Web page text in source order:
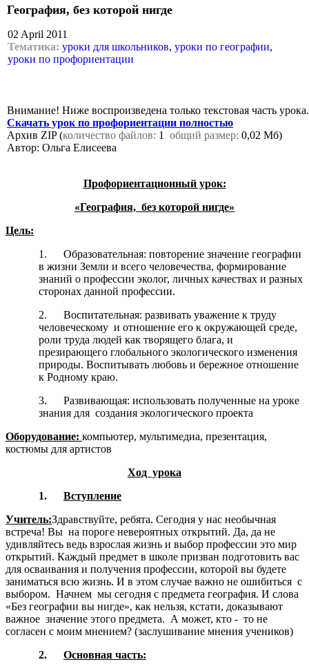
География, без которой нигде
02 April 2011
Тематика: уроки для школьников, уроки по географии,
уроки по профориентации
Внимание! Ниже воспроизведена только текстовая часть урока.
Скачать урок по профориентации полностью
Архив ZIP (количество файлов: 1 общий размер: 0,02 Мб)
Автор: Ольга Елисеева
Профориентационный урок:
«География, без которой нигде»
Цель:
1. Образовательная: повторение значение географии
в жизни Земли и всего человечества, формирование
знаний о профессии эколог, личных качествах и разных
сторонах данной профессии.
2. Воспитательная: развивать уважение к труду
человеческому и отношение его к окружающей среде,
роли труда людей как творящего блага, и
презирающего глобального экологического изменения
природы. Воспитывать любовь и бережное отношение
к Родному краю.
3. Развивающая: использовать полученные на уроке
знания для создания экологического проекта
Оборудование: компьютер, мультимедиа, презентация,
костюмы для артистов
Ход урока
1. Вступление
Учитель:Здравствуйте, ребята. Сегодня у нас необычная
встреча! Вы на пороге невероятных открытий. Да, да не
удивляйтесь ведь взрослая жизнь и выбор профессии это мир
открытий. Каждый предмет в школе призван подготовить вас
для осваивания и получения профессии, которой вы будете
заниматься всю жизнь. И в этом случае важно не ошибиться с
выбором. Начнем мы сегодня с предмета география. И слова
«Без географии вы нигде», как нельзя, кстати, доказывают
важное значение этого предмета. А может, кто - то не
согласен с моим мнением? (заслушивание мнения учеников)
2. Основная часть: